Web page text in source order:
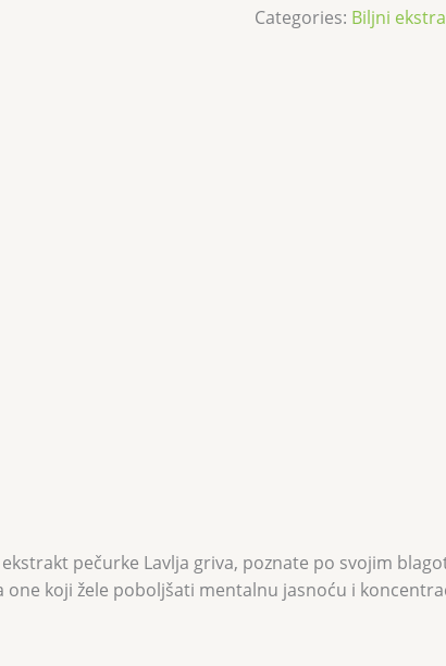
Categories: Biljni
pečurke Lavlja griva, poznate po svojim
koji žele poboljšati mentalnu jasnoću i